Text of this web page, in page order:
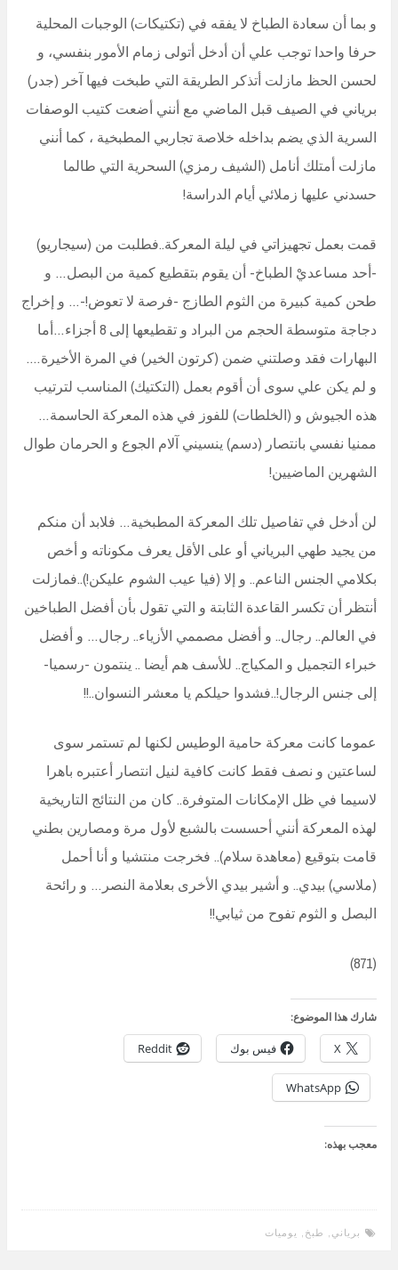
و بما أن سعادة الطباخ لا يفقه في (تكتيكات) الوجبات المحلية
حرفا واحدا توجب علي أن أدخل أتولى زمام الأمور بنفسي، و
لحسن الحظ مازلت أتذكر الطريقة التي طبخت فيها آخر (جدر)
برياني في الصيف قبل الماضي مع أنني أضعت كتيب الوصفات
السرية الذي يضم بداخله خلاصة تجاربي المطبخية ، كما أنني
مازلت أمتلك أنامل (الشيف رمزي) السحرية التي طالما
حسدني عليها زملائي أيام الدراسة!
قمت بعمل تجهيزاتي في ليلة المعركة..فطلبت من (سيجاريو)
-أحد مساعديْ الطباخ- أن يقوم بتقطيع كمية من البصل… و
طحن كمية كبيرة من الثوم الطازج -فرصة لا تعوض!-… و إخراج
دجاجة متوسطة الحجم من البراد و تقطيعها إلى 8 أجزاء…أما
البهارات فقد وصلتني ضمن (كرتون الخير) في المرة الأخيرة….
و لم يكن علي سوى أن أقوم بعمل (التكتيك) المناسب لترتيب
هذه الجيوش و (الخلطات) للفوز في هذه المعركة الحاسمة…
ممنيا نفسي بانتصار (دسم) ينسيني آلام الجوع و الحرمان طوال
الشهرين الماضيين!
لن أدخل في تفاصيل تلك المعركة المطبخية… فلابد أن منكم
من يجيد طهي البرياني أو على الأقل يعرف مكوناته و أخص
بكلامي الجنس الناعم.. و إلا (فيا عيب الشوم عليكن!)..فمازلت
أنتظر أن تكسر القاعدة الثابتة و التي تقول بأن أفضل الطباخين
في العالم.. رجال.. و أفضل مصممي الأزياء.. رجال… و أفضل
خبراء التجميل و المكياج.. للأسف هم أيضا .. ينتمون -رسميا-
إلى جنس الرجال!..فشدوا حيلكم يا معشر النسوان..!!
عموما كانت معركة حامية الوطيس لكنها لم تستمر سوى
لساعتين و نصف فقط كانت كافية لنيل انتصار أعتبره باهرا
لاسيما في ظل الإمكانات المتوفرة.. كان من النتائج التاريخية
لهذه المعركة أنني أحسست بالشبع لأول مرة ومصارين بطني
قامت بتوقيع (معاهدة سلام).. فخرجت منتشيا و أنا أحمل
(ملاسي) بيدي.. و أشير بيدي الأخرى بعلامة النصر… و رائحة
البصل و الثوم تفوح من ثيابي!!
(871)
شارك هذا الموضوع:
X فيس بوك Reddit
WhatsApp
معجب بهذه:
برياني طبخ يوميات